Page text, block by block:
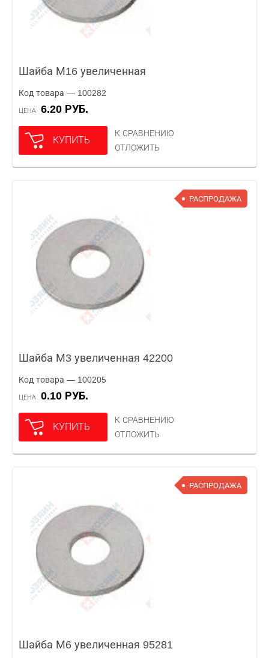
Шайба М16 увеличенная
Код товара — 100282
ЦЕНА 6.20 РУБ.
КУПИТЬ
К СРАВНЕНИЮ
ОТЛОЖИТЬ
РАСПРОДАЖА
Шайба М3 увеличенная 42200
Код товара — 100205
ЦЕНА 0.10 РУБ.
КУПИТЬ
К СРАВНЕНИЮ
ОТЛОЖИТЬ
РАСПРОДАЖА
Шайба М6 увеличенная 95281